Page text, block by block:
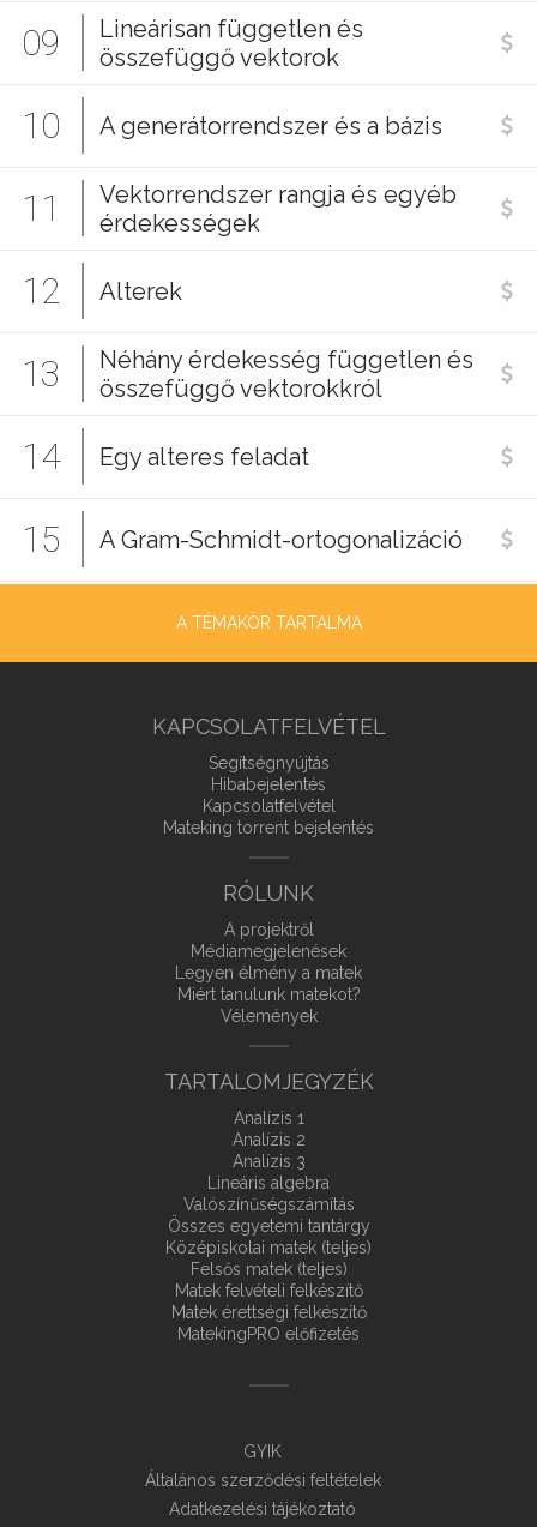
09
Lineárisan független és
összefüggő vektorok
10 A generátorrendszer és a bázis
11
Vektorrendszer rangja és egyéb
érdekességek
12 Alterek
13
Néhány érdekesség független és
összefüggő vektorokkról
14 Egy alteres feladat
15 A Gram-Schmidt-ortogonalizáció
A TÉMAKÖR TARTALMA
KAPCSOLATFELVÉTEL
Segítségnyújtás
Hibabejelentés
Kapcsolatfelvétel
Mateking torrent bejelentés
RÓLUNK
A projektről
Médiamegjelenések
Legyen élmény a matek
Miért tanulunk matekot?
Vélemények
TARTALOMJEGYZÉK
Analízis 1
Analízis 2
Analízis 3
Lineáris algebra
Valószínűségszámítás
Összes egyetemi tantárgy
Középiskolai matek (teljes)
Felsős matek (teljes)
Matek felvételi felkészítő
Matek érettségi felkészítő
MatekingPRO előfizetés
GYIK
Általános szerződési feltételek
Adatkezelési tájékoztató